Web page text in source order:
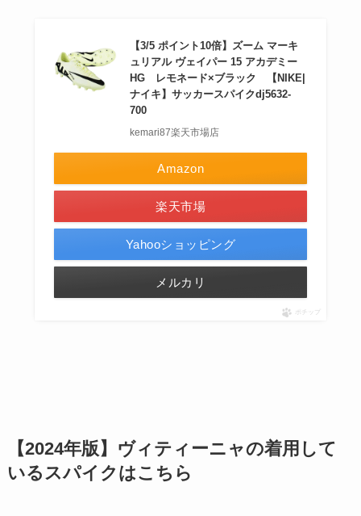
【3/5 ポイント10倍】ズーム マーキ
ュリアル ヴェイパー 15 アカデミー
HG レモネード×ブラック 【NIKE|
ナイキ】サッカースパイクdj5632-
700
kemari87楽天市場店
Amazon
楽天市場
Yahooショッピング
メルカリ
ポチップ
【2024年版】ヴィティーニャの着用して
いるスパイクはこちら